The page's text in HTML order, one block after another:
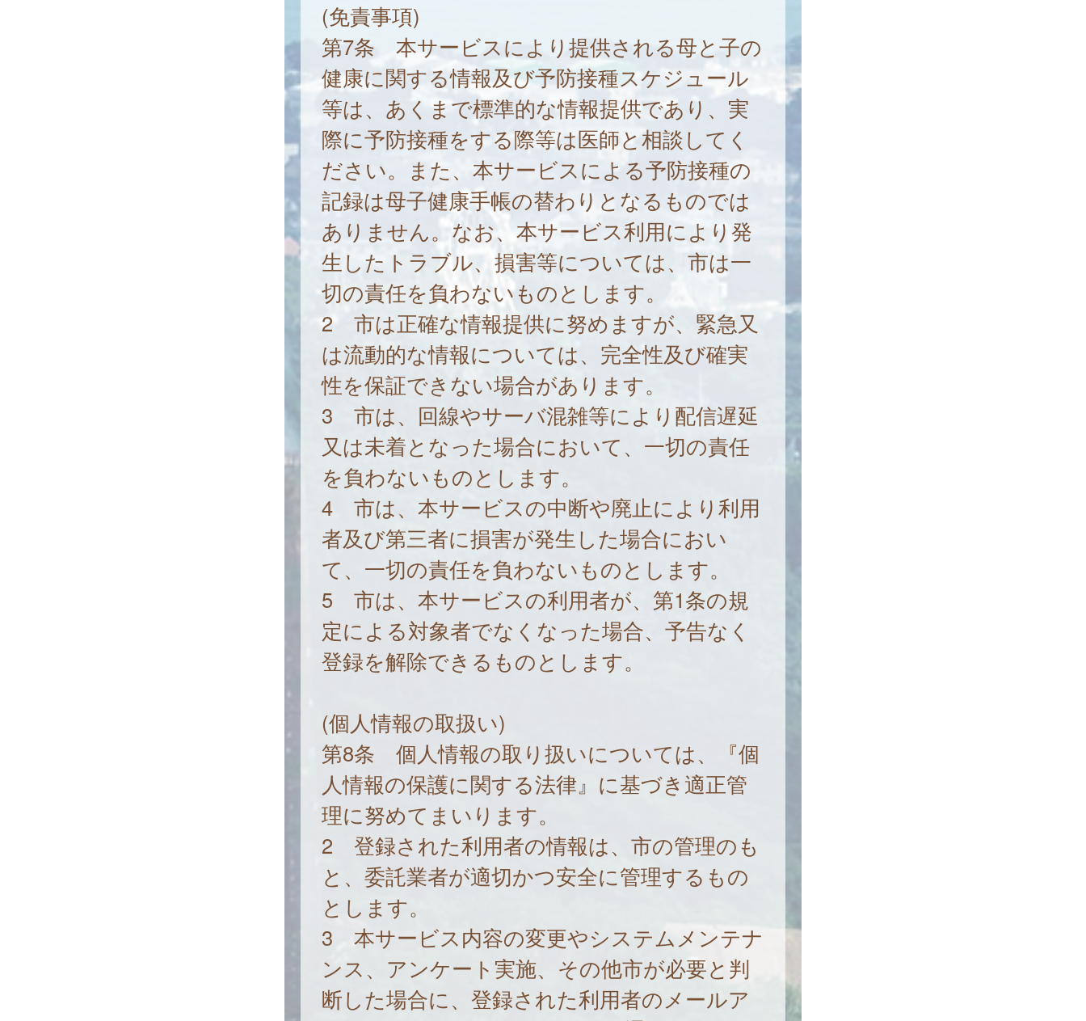
(免責事項)
第7条 本サービスにより提供される母と子の
健康に関する情報及び予防接種スケジュール
等は、あくまで標準的な情報提供であり、実
際に予防接種をする際等は医師と相談してく
ださい。また、本サービスによる予防接種の
記録は母子健康手帳の替わりとなるものでは
ありません。なお、本サービス利用により発
生したトラブル、損害等については、市は一
切の責任を負わないものとします。
2 市は正確な情報提供に努めますが、緊急又
は流動的な情報については、完全性及び確実
性を保証できない場合があります。
3 市は、回線やサーバ混雑等により配信遅延
又は未着となった場合において、一切の責任
を負わないものとします。
4 市は、本サービスの中断や廃止により利用
者及び第三者に損害が発生した場合におい
て、一切の責任を負わないものとします。
5 市は、本サービスの利用者が、第1条の規
定による対象者でなくなった場合、予告なく
登録を解除できるものとします。
(個人情報の取扱い)
第8条 個人情報の取り扱いについては、『個
人情報の保護に関する法律』に基づき適正管
理に努めてまいります。
2 登録された利用者の情報は、市の管理のも
と、委託業者が適切かつ安全に管理するもの
とします。
3 本サービス内容の変更やシステムメンテナ
ンス、アンケート実施、その他市が必要と判
断した場合に、登録された利用者のメールア